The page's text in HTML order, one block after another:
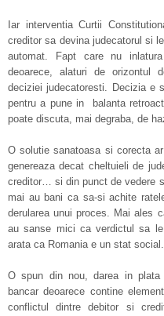
Iar interventia Curtii
creditor sa devina judecatorul si
automat. Fapt care nu
deoarece, alaturi de orizontul
deciziei judecatoresti. Decizia e
pentru a pune in balanta
poate discuta, mai degraba, de
O solutie sanatoasa si corecta
genereaza decat cheltuieli de
creditor… si din punct de vedere
mai au bani ca sa-si achite
derularea unui proces. Mai ales
au sanse mici ca verdictul sa
arata ca Romania e un stat social.
O spun din nou, darea in plata
bancar deoarece contine
conflictul dintre debitor si